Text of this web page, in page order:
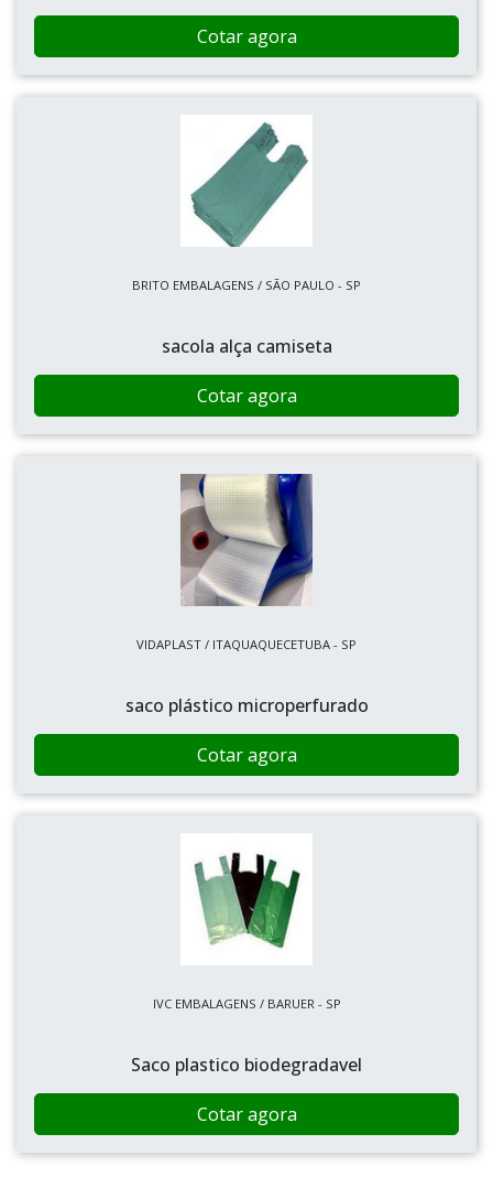
Cotar agora
BRITO EMBALAGENS / SÃO PAULO - SP
sacola alça camiseta
Cotar agora
VIDAPLAST / ITAQUAQUECETUBA - SP
saco plástico microperfurado
Cotar agora
IVC EMBALAGENS / BARUER - SP
Saco plastico biodegradavel
Cotar agora